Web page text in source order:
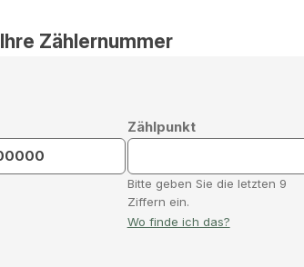
Ihre Zählernummer
Zählpunkt
Bitte geben Sie die letzten 9
Ziffern ein.
Wo finde ich das?